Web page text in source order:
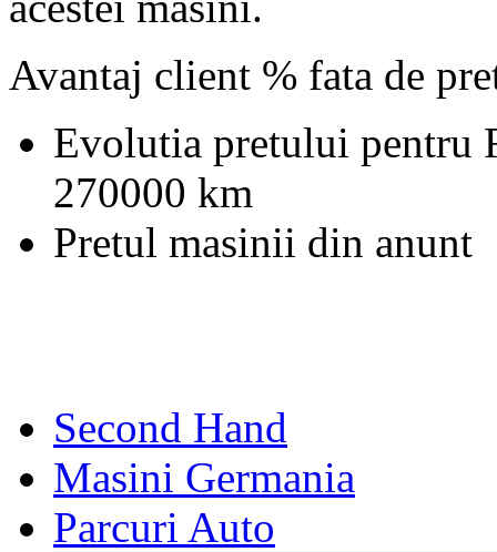
Avantaj client % fata de
Evolutia pretului pentru
270000 km
Pretul masinii din anunt
Second Hand
Masini Germania
Parcuri Auto